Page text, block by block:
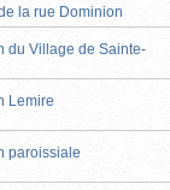
la rue Dominion
du Village de Sainte-
Lemire
paroissiale